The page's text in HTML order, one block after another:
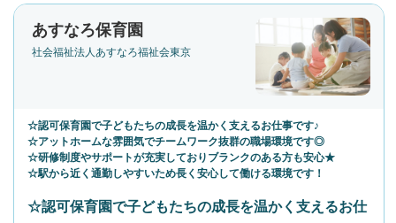
あすなろ保育園
社会福祉法人あすなろ福祉会東京
☆認可保育園で子どもたちの成長を温かく支えるお仕事です♪
☆アットホームな雰囲気でチームワーク抜群の職場環境です◎
☆研修制度やサポートが充実しておりブランクのある方も安心★
☆駅から近く通勤しやすいため長く安心して働ける環境です！
☆認可保育園で子どもたちの成長を温かく支えるお仕